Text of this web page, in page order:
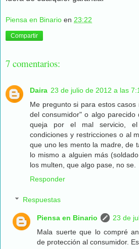
Piensa en Binario en 23:22
Compartir
7 comentarios:
Daira 23 de julio de 2012 a las
Me pregunto si para estos
del consumidor" o algo
queja por el mal servicio, el
condiciones y restricciones o al
que uno les mento la madre, de
lo mismo a alguien más
los multen, que algo pase, no se.
Responder
Respuestas
Piensa en Binario
23 de
Mala suerte que lo compré
de protección al consumidor.